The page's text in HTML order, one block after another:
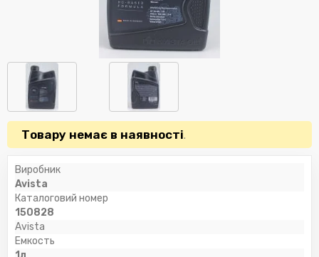
Товару немає в наявності.
Виробник
Avista
Каталоговий номер
150828
Avista
Емкость